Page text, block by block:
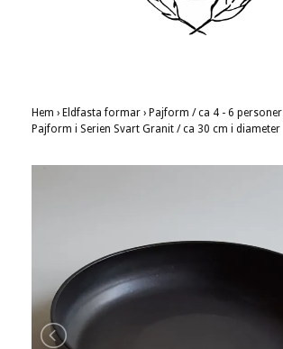
Hem › Eldfasta formar › Pajform / ca 4 - 6 personer
Pajform i Serien Svart Granit / ca 30 cm i diameter